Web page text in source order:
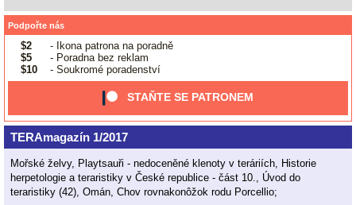
Podpořte nás
$2
- Ikona patrona na poradně
$5
- Poradna bez reklam
$10
- Soukromé poradenství
STAŇTE SE PATRONEM
TERAmagazín 1/2017
Mořské želvy, Playtsauři - nedoceněné klenoty v teráriích, Historie
herpetologie a teraristiky v České republice - část 10., Úvod do
teraristiky (42), Omán, Chov rovnakonôžok rodu Porcellio;